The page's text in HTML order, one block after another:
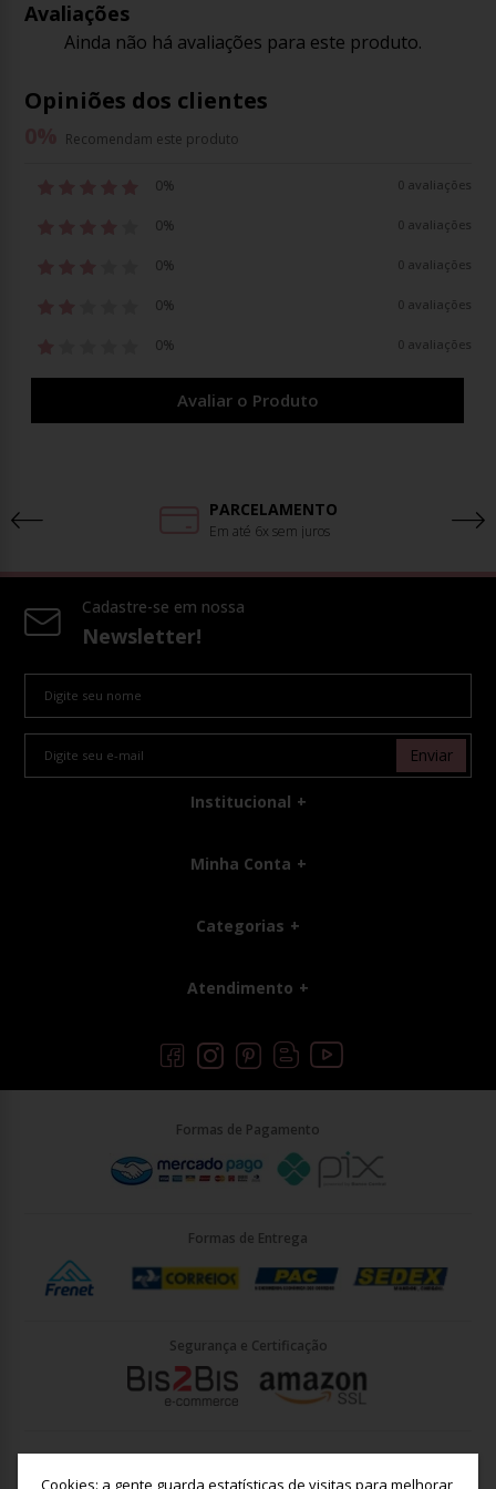
Cookies: a gente guarda estatísticas de visitas para melhorar
Avaliações
Ainda não há avaliações para este produto.
Opiniões dos clientes
Recomendam este produto
0% 0 avaliações
0% 0 avaliações
0% 0 avaliações
0% 0 avaliações
0% 0 avaliações
Avaliar o Produto
PARCELAMENTO
Em até 6x sem juros
Cadastre-se em nossa
Newsletter!
Enviar
Institucional
Minha Conta
Categorias
Atendimento
Formas de Pagamento
Formas de Entrega
Segurança e Certificação
João José Rodrigues 21, Jundiaí - SP - CEP: 13201-001